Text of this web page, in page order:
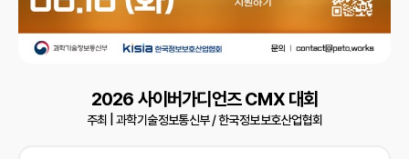
2026 사이버가디언즈 CMX 대회
주최 | 과학기술정보통신부 / 한국정보보호산업협회